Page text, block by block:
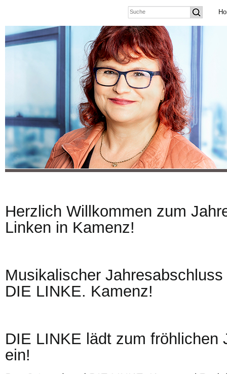
Herzlich Willkommen zum
Linken in Kamenz!
Musikalischer
DIE LINKE. Kamenz!
DIE LINKE lädt zum fröhlichen
ein!